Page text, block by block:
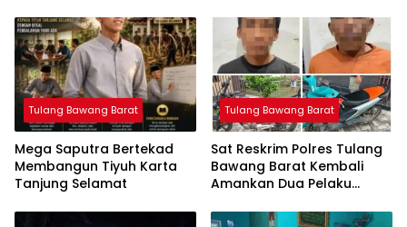
Tulang Bawang Barat
Mega Saputra Bertekad
Membangun Tiyuh Karta
Tanjung Selamat
Tulang Bawang Barat
Sat Reskrim Polres Tulang
Bawang Barat Kembali
Amankan Dua Pelaku
Tulang Bawang Tengah